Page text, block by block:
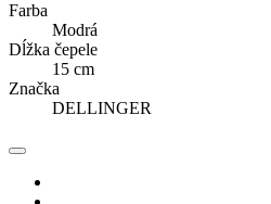
Farba
Modrá
Dĺžka čepele
15 cm
Značka
DELLINGER